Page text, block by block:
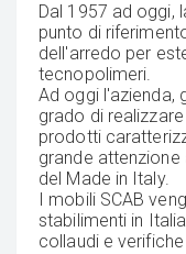
Dal 1957 ad oggi,
punto di
dell'arredo per
tecnopolimeri.
Ad oggi l'azienda,
grado di
prodotti
grande
del Made in Italy.
I mobili SCAB
stabilimenti in
collaudi e